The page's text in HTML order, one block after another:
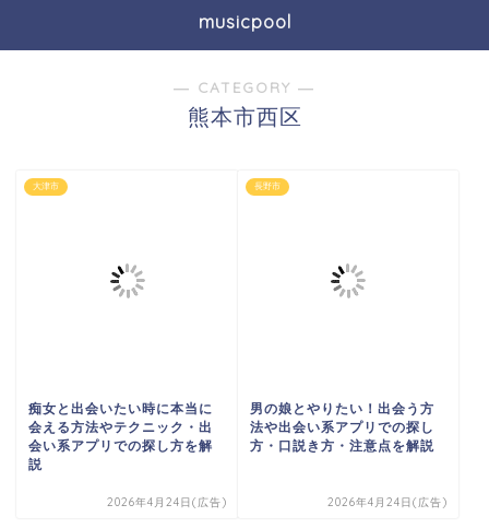
musicpool
― CATEGORY ―
熊本市西区
大津市
痴女と出会いたい時に本当に
会える方法やテクニック・出
会い系アプリでの探し方を解
説
2026年4月24日(広告)
長野市
男の娘とやりたい！出会う方
法や出会い系アプリでの探し
方・口説き方・注意点を解説
2026年4月24日(広告)